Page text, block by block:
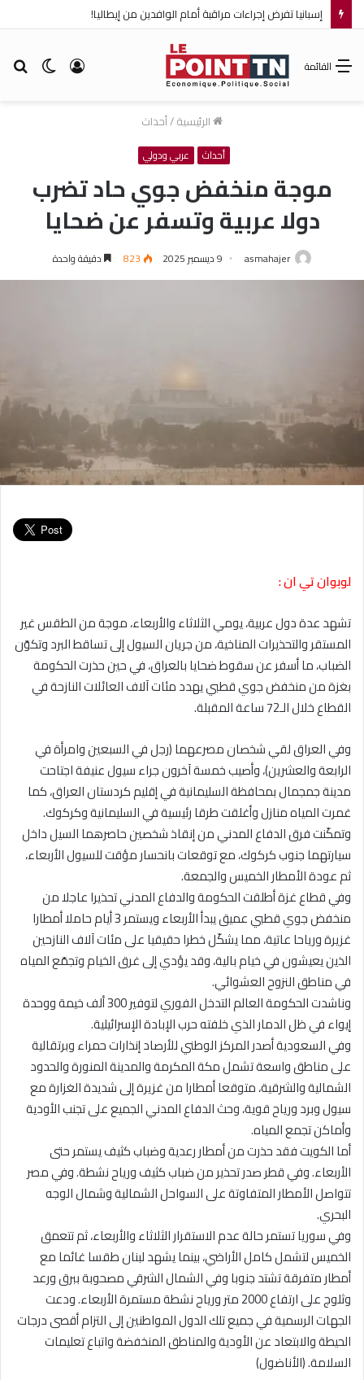
إسبانيا تفرض إجراءات مراقبة أمام الوافدين من إيطاليا!
الوضع تسجيل
القائمة
الرئيسية/أحداث
أحداث عربي ودولي
موجة منخفض جوي حاد تضرب
دولا عربية وتسفر عن ضحايا
asmahajer 9 ديسمبر 2025 823 دقيقة واحدة
لوبوان تي ان :
تشهد عدة دول عربية، يومي الثلاثاء والأربعاء، موجة من الطقس غير
المستقر والتحذيرات المناخية، من جريان السيول إلى تساقط البرد وتكوّن
الضباب، ما أسفر عن سقوط ضحايا بالعراق، في حين حذرت الحكومة
بغزة من منخفض جوي قطبي يهدد مئات آلاف العائلات النازحة في
القطاع خلال الـ72 ساعة المقبلة.
وفي العراق لقي شخصان مصرعهما (رجل في السبعين وامرأة في
الرابعة والعشرين)، وأصيب خمسة آخرون جراء سيول عنيفة اجتاحت
مدينة جمجمال بمحافظة السليمانية في إقليم كردستان العراق، كما
غمرت المياه منازل وأغلقت طرقا رئيسية في السليمانية وكركوك.
وتمكّنت فرق الدفاع المدني من إنقاذ شخصين حاصرهما السيل داخل
سيارتهما جنوب كركوك، مع توقعات بانحسار مؤقت للسيول الأربعاء،
ثم عودة الأمطار الخميس والجمعة.
وفي قطاع غزة أطلقت الحكومة والدفاع المدني تحذيرا عاجلا من
منخفض جوي قطبي عميق يبدأ الأربعاء ويستمر 3 أيام حاملا أمطارا
غزيرة ورياحا عاتية، مما يشكّل خطرا حقيقيا على مئات آلاف النازحين
الذين يعيشون في خيام بالية، وقد يؤدي إلى غرق الخيام وتجمّع المياه
في مناطق النزوح العشوائي.
وناشدت الحكومة العالم التدخل الفوري لتوفير 300 ألف خيمة ووحدة
إيواء في ظل الدمار الذي خلفته حرب الإبادة الإسرائيلية.
وفي السعودية أصدر المركز الوطني للأرصاد إنذارات حمراء وبرتقالية
على مناطق واسعة تشمل مكة المكرمة والمدينة المنورة والحدود
الشمالية والشرقية، متوقعا أمطارا من غزيرة إلى شديدة الغزارة مع
سيول وبرد ورياح قوية، وحث الدفاع المدني الجميع على تجنب الأودية
وأماكن تجمع المياه.
أما الكويت فقد حذرت من أمطار رعدية وضباب كثيف يستمر حتى
الأربعاء. وفي قطر صدر تحذير من ضباب كثيف ورياح نشطة. وفي مصر
تتواصل الأمطار المتفاوتة على السواحل الشمالية وشمال الوجه
البحري.
وفي سوريا تستمر حالة عدم الاستقرار الثلاثاء والأربعاء، ثم تتعمق
الخميس لتشمل كامل الأراضي، بينما يشهد لبنان طقسا غائما مع
أمطار متفرقة تشتد جنوبا وفي الشمال الشرقي مصحوبة ببرق ورعد
وثلوج على ارتفاع 2000 متر ورياح نشطة مستمرة الأربعاء. ودعت
الجهات الرسمية في جميع تلك الدول المواطنين إلى التزام أقصى درجات
الحيطة والابتعاد عن الأودية والمناطق المنخفضة واتباع تعليمات
السلامة. (الأناضول)